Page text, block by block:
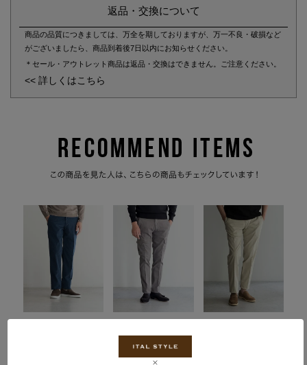
返品・交換について
商品の品質につきましては、万全を期しておりますが、万一不良・破損など
がございましたら、商品到着後7日以内にお知らせください。
＊セール・アウトレット商品は返品・交換はできません。ご注意ください。
<< 詳しくはこちら
40%OFF【SALE】
40WEFT
フォーティーウェフト カ